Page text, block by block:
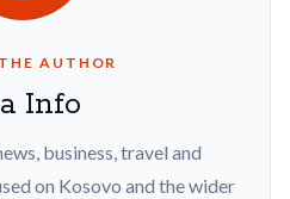
AUTHOR
Info
business, travel and
on Kosovo and the wider